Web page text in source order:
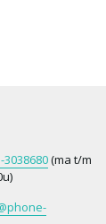
3038680(ma t/m